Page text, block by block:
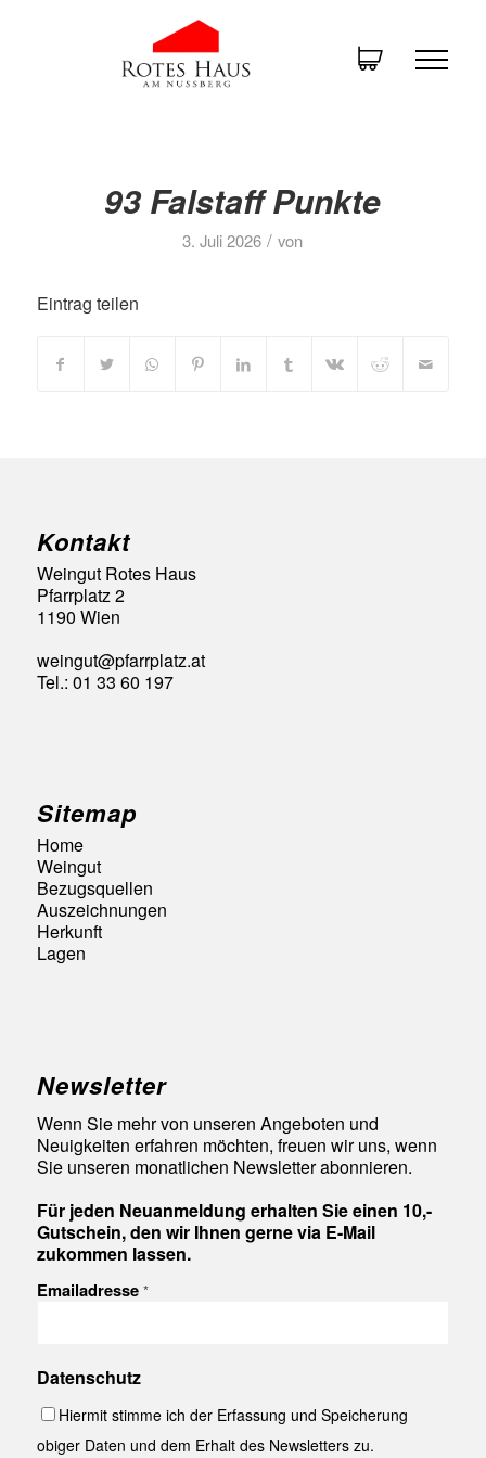
93 Falstaff Punkte
3. Juli 2026 / von
Eintrag teilen
Kontakt
Weingut Rotes Haus
Pfarrplatz 2
1190 Wien
weingut@pfarrplatz.at
Tel.: 01 33 60 197
Sitemap
Home
Weingut
Bezugsquellen
Auszeichnungen
Herkunft
Lagen
Newsletter
Wenn Sie mehr von unseren Angeboten und
Neuigkeiten erfahren möchten, freuen wir uns, wenn
Sie unseren monatlichen Newsletter abonnieren.
Für jeden Neuanmeldung erhalten Sie einen 10,-
Gutschein, den wir Ihnen gerne via E-Mail
zukommen lassen.
Emailadresse *
Datenschutz
Hiermit stimme ich der Erfassung und Speicherung
obiger Daten und dem Erhalt des Newsletters zu.